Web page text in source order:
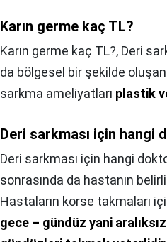
Karın germe kaç TL?
Karın germe kaç TL?, Deri
da bölgesel bir şekilde
sarkma ameliyatları plastik
Deri sarkması için hangi
Deri sarkması için hangi
sonrasında da hastanın
Hastaların korse takmaları
gece – gündüz yani